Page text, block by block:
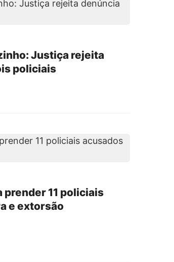
Justiça rejeita
policiais
prender 11 policiais
e extorsão